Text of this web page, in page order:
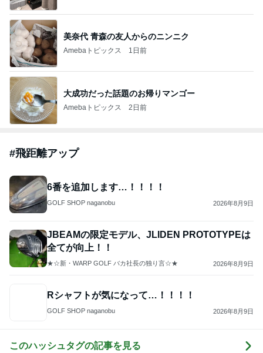
美奈代 青森の友人からのニンニク
Amebaトピックス 1日前
大成功だった話題のお帰りマンゴー
Amebaトピックス 2日前
#飛距離アップ
6番を追加します…！！！！
GOLF SHOP naganobu 2026年8月9日
JBEAMの限定モデル、JLIDEN PROTOTYPEは
全てが向上！！
★☆新・WARP GOLF バカ社長の独り言☆★ 2026年8月9日
Rシャフトが気になって…！！！！
GOLF SHOP naganobu 2026年8月9日
このハッシュタグの記事を見る